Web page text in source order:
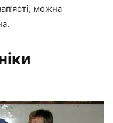
можна